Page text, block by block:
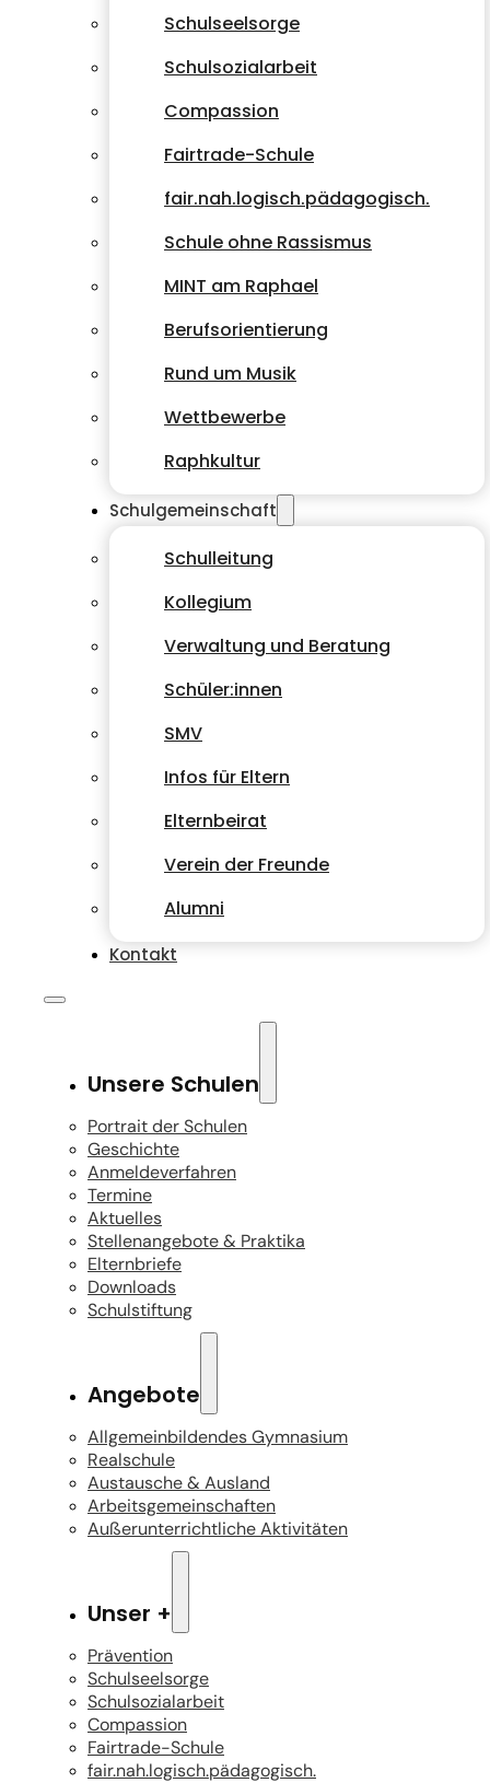
Schulseelsorge
Schulsozialarbeit
Compassion
Fairtrade-Schule
fair.nah.logisch.pädagogisch.
Schule ohne Rassismus
MINT am Raphael
Berufsorientierung
Rund um Musik
Wettbewerbe
Raphkultur
Schulgemeinschaft
Schulleitung
Kollegium
Verwaltung und Beratung
Schüler:innen
SMV
Infos für Eltern
Elternbeirat
Verein der Freunde
Alumni
Kontakt
Unsere Schulen
Portrait der Schulen
Geschichte
Anmeldeverfahren
Termine
Aktuelles
Stellenangebote & Praktika
Elternbriefe
Downloads
Schulstiftung
Angebote
Allgemeinbildendes Gymnasium
Realschule
Austausche & Ausland
Arbeitsgemeinschaften
Außerunterrichtliche Aktivitäten
Unser +
Prävention
Schulseelsorge
Schulsozialarbeit
Compassion
Fairtrade-Schule
fair.nah.logisch.pädagogisch.